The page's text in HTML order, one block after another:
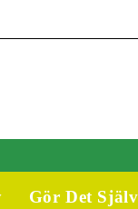
Gör Det Själv